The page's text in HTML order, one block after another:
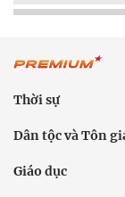
Thời sự
Dân tộc và Tôn
Giáo dục